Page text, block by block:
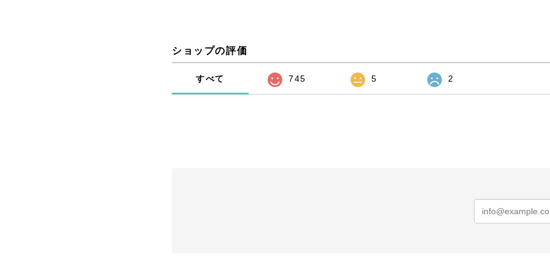
ショップの評価
すべて 745 5 2